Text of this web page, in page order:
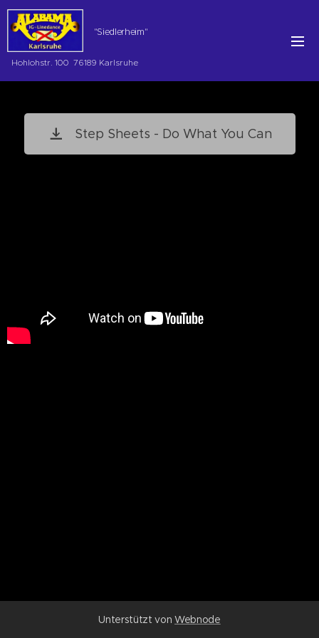
"Siedlerheim"
Hohlohstr. 100 76189 Karlsruhe
Step Sheets - Do What You Can
Unterstützt vonWebnode